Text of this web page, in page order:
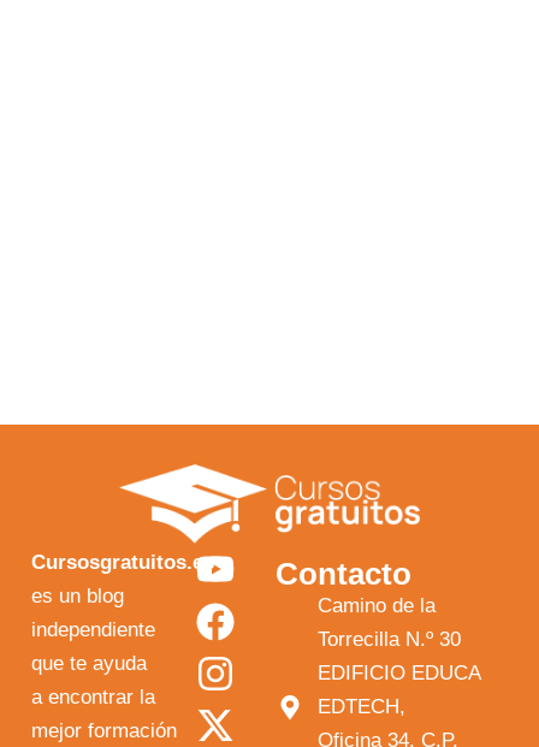
Cursosgratuitos.es
es un blog
independiente
que te ayuda
a encontrar la
mejor formación
Y
o
u
t
u
F
a
c
e
b
I
n
s
t
a
X
-
t
w
i
Contacto
Camino de la
Torrecilla N.º 30
EDIFICIO EDUCA
EDTECH,
Oficina 34, C.P.